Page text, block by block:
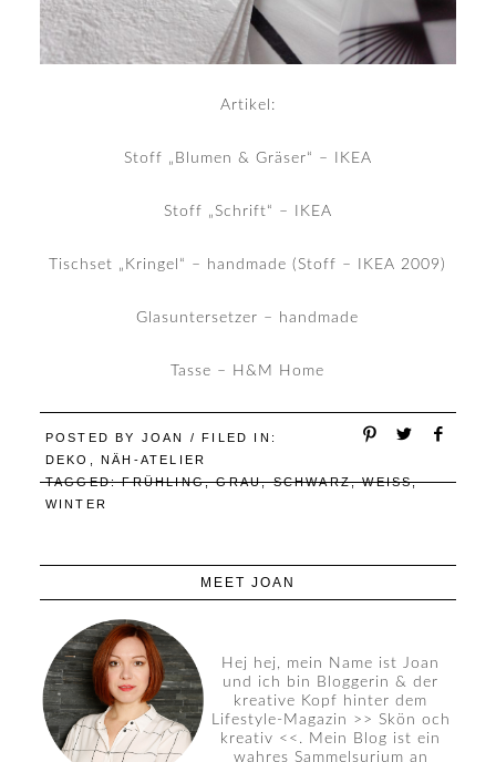
Artikel:
Stoff „Blumen & Gräser“ – IKEA
Stoff „Schrift“ – IKEA
Tischset „Kringel“ – handmade (Stoff – IKEA 2009)
Glasuntersetzer – handmade
Tasse – H&M Home
POSTED BY JOAN
/ FILED IN:
DEKO , NÄH-ATELIER
TAGGED:FRÜHLING,GRAU,SCHWARZ,WEISS
,
WINTER
MEET JOAN
Hej hej, mein Name ist Joan
und ich bin Bloggerin & der
kreative Kopf hinter dem
Lifestyle-Magazin >> Skön och
kreativ <<. Mein Blog ist ein
wahres Sammelsurium an